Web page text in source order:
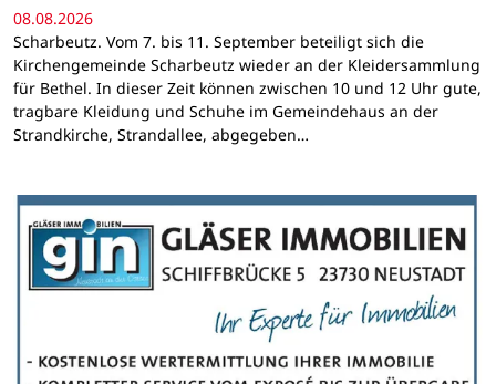
08.08.2026
Scharbeutz. Vom 7. bis 11. September beteiligt sich die
Kirchengemeinde Scharbeutz wieder an der Kleidersammlung
für Bethel. In dieser Zeit können zwischen 10 und 12 Uhr gute,
tragbare Kleidung und Schuhe im Gemeindehaus an der
Strandkirche, Strandallee, abgegeben…